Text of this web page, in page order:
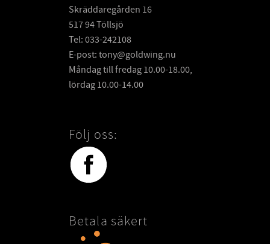
Skräddaregården 16
517 94 Töllsjö
Tel: 033-242108
E-post: tony@goldwing.nu
Måndag till fredag 10.00-18.00,
lördag 10.00-14.00
Följ oss:
Betala säkert